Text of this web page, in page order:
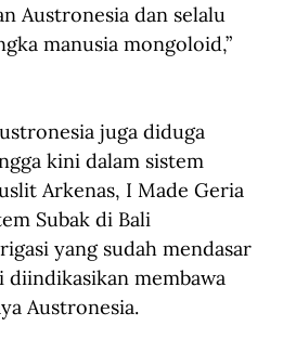
Austronesia dan selalu
manusia mongoloid,”
juga diduga
kini dalam sistem
Arkenas, I Made Geria
Subak di Bali
yang sudah mendasar
diindikasikan membawa
Austronesia.